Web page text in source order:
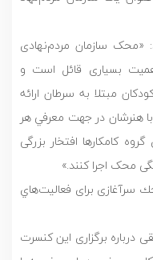
«محک سازمان مردم‌نهادی
بسیاری قائل است و
مبتلا به سرطان ارائه
هنرشان در جهت معرفي هر
کامکارها افتخار بزرگی
کنسرت 25 سالگي محك سرآغازی برای فعاليت‌هاي
درباره برگزاری این کنسرت